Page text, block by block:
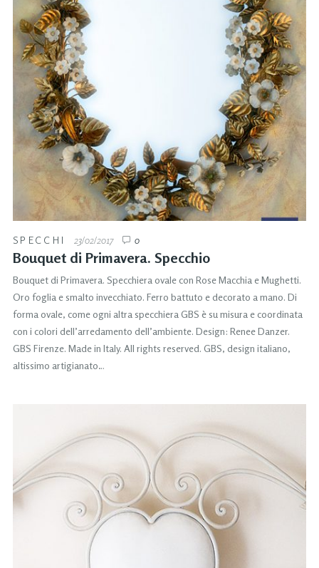
SPECCHI 23/02/2017 0
Bouquet di Primavera. Specchio
Bouquet di Primavera. Specchiera ovale con Rose Macchia e Mughetti.
Oro foglia e smalto invecchiato. Ferro battuto e decorato a mano. Di
forma ovale, come ogni altra specchiera GBS è su misura e coordinata
con i colori dell’arredamento dell’ambiente. Design: Renee Danzer.
GBS Firenze. Made in Italy. All rights reserved. GBS, design italiano,
altissimo artigianato…